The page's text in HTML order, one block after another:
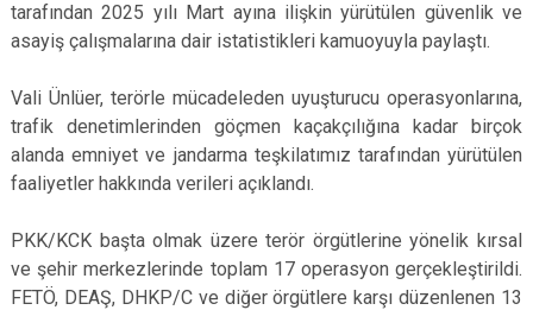
tarafından 2025 yılı Mart ayına ilişkin yürütülen güvenlik ve
asayiş çalışmalarına dair istatistikleri kamuoyuyla paylaştı.
Vali Ünlüer, terörle mücadeleden uyuşturucu operasyonlarına,
trafik denetimlerinden göçmen kaçakçılığına kadar birçok
alanda emniyet ve jandarma teşkilatımız tarafından yürütülen
faaliyetler hakkında verileri açıklandı.
PKK/KCK başta olmak üzere terör örgütlerine yönelik kırsal
ve şehir merkezlerinde toplam 17 operasyon gerçekleştirildi.
FETÖ, DEAŞ, DHKP/C ve diğer örgütlere karşı düzenlenen 13